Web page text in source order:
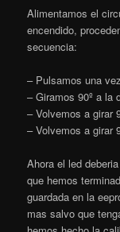
Alimentamos el
encendido,
secuencia:
– Pulsamos una
– Giramos 90º a la
– Volvemos a girar
– Volvemos a girar
Ahora el led
que hemos
guardada en la
mas salvo que